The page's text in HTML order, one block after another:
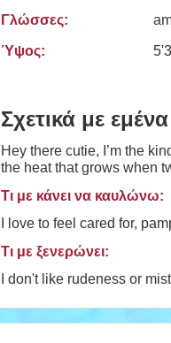
Γλώσσες:
Ύψος:
Σχετικά με εμένα
Hey there cutie, I’m the
the heat that grows when
Τι με κάνει να καυλώνω:
I love to feel cared for,
Τι με ξενερώνει:
I don't like rudeness or